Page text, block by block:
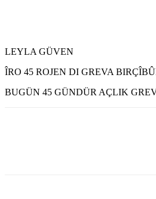
LEYLA GÜVEN
ÎRO 45 ROJEN DI GREVA
BUGÜN 45 GÜNDÜR AÇLIK